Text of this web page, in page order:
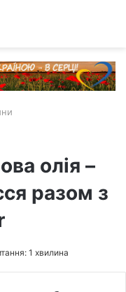
олія –
разом з
1 хвилина